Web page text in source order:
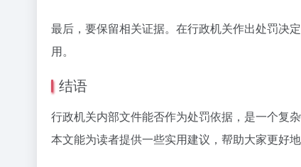
最后，要保留相关证据。在行政机关作出处罚决
用。
结语
行政机关内部文件能否作为处罚依据，是一个复
本文能为读者提供一些实用建议，帮助大家更好